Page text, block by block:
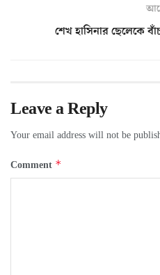
শেখ হাসিনার ছেলেকে
Leave a Reply
Your email address will not be
Comment *